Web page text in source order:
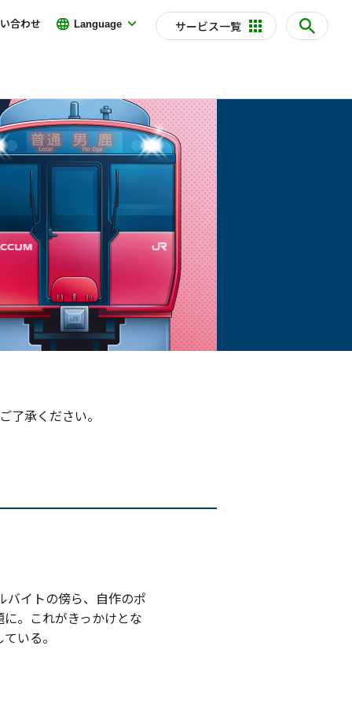
サービス一覧
Language
合わせ
承ください。
バイトの傍ら、自作のポ
。これがきっかけとな
いる。